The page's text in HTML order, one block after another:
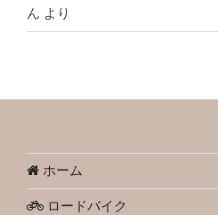
ん より
ホーム
ロードバイク